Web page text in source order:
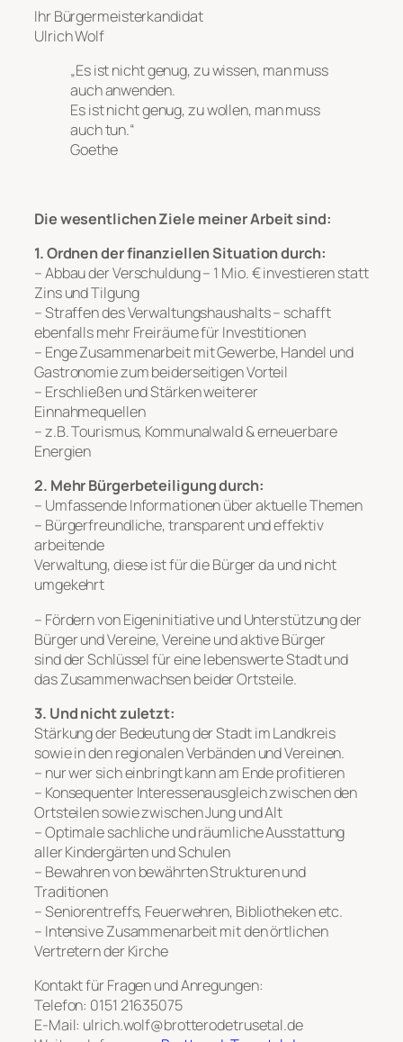
Ihr Bürgermeisterkandidat
Ulrich Wolf
„Es ist nicht genug, zu wissen, man muss
auch anwenden.
Es ist nicht genug, zu wollen, man muss
auch tun.“
Goethe
Die wesentlichen Ziele meiner Arbeit sind:
1. Ordnen der finanziellen Situation durch:
– Abbau der Verschuldung – 1 Mio. € investieren statt
Zins und Tilgung
– Straffen des Verwaltungshaushalts – schafft
ebenfalls mehr Freiräume für Investitionen
– Enge Zusammenarbeit mit Gewerbe, Handel und
Gastronomie zum beiderseitigen Vorteil
– Erschließen und Stärken weiterer
Einnahmequellen
– z.B. Tourismus, Kommunalwald & erneuerbare
Energien
2. Mehr Bürgerbeteiligung durch:
– Umfassende Informationen über aktuelle Themen
– Bürgerfreundliche, transparent und effektiv
arbeitende
Verwaltung, diese ist für die Bürger da und nicht
umgekehrt
– Fördern von Eigeninitiative und Unterstützung der
Bürger und Vereine, Vereine und aktive Bürger
sind der Schlüssel für eine lebenswerte Stadt und
das Zusammenwachsen beider Ortsteile.
3. Und nicht zuletzt:
Stärkung der Bedeutung der Stadt im Landkreis
sowie in den regionalen Verbänden und Vereinen.
– nur wer sich einbringt kann am Ende profitieren
– Konsequenter Interessenausgleich zwischen den
Ortsteilen sowie zwischen Jung und Alt
– Optimale sachliche und räumliche Ausstattung
aller Kindergärten und Schulen
– Bewahren von bewährten Strukturen und
Traditionen
– Seniorentreffs, Feuerwehren, Bibliotheken etc.
– Intensive Zusammenarbeit mit den örtlichen
Vertretern der Kirche
Kontakt für Fragen und Anregungen:
Telefon: 0151 21635075
E-Mail: ulrich.wolf@brotterodetrusetal.de